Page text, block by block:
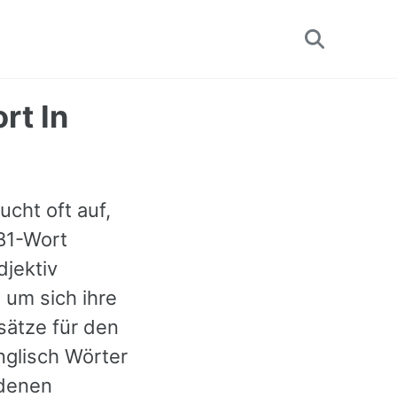
Toggle
In
oft auf,
Wort
sich ihre
für den
Wörter